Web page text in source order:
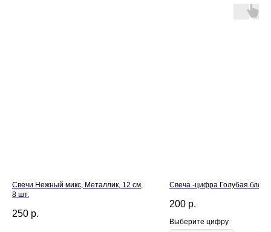
Свечи Нежный микс, Металлик, 12 см,
8 шт.
250 р.
Свеча -цифра Голубая блеск
200 р.
Выберите цифру